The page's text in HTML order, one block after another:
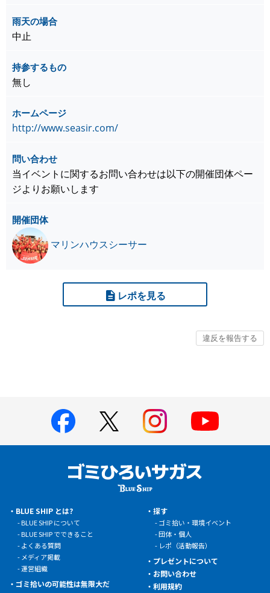
雨天の場合
中止
持参するもの
無し
ホームページ
http://www.seasir.com/
問い合わせ
当イベントに関するお問い合わせは以下の開催団体ペー
ジよりお願いします
開催団体
マリンハウスシーサー
レポを見る
BLUE SHIP とは?
BLUE SHIP について
BLUE SHIP でできること
よくある質問
メディア掲載
運営組織
ゴミ拾いの可能性は無限大だ
探す
ゴミ拾い・環境イベント
団体・個人
レポ（活動報告）
プレゼントについて
お問い合わせ
利用規約